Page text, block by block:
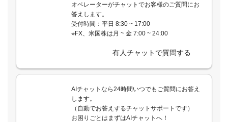
オペレーターがチャットでお客様のご質問にお
答えします。
受付時間：平日 8:30 ~ 17:00
※FX、米国株は月 ~ 金 7:00 ~ 24:00
有人チャットで質問する
AIチャットなら24時間いつでもご質問にお答え
します。
（自動でお答えするチャットサポートです）
お困りごとはまずはAIチャットへ！